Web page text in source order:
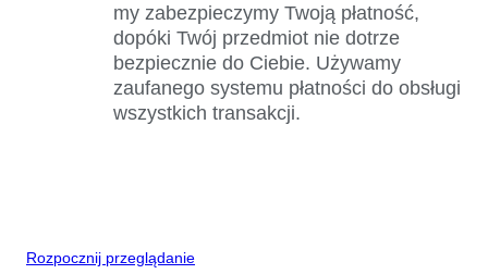
my zabezpieczymy Twoją płatność,
dopóki Twój przedmiot nie dotrze
bezpiecznie do Ciebie. Używamy
zaufanego systemu płatności do obsługi
wszystkich transakcji.
Rozpocznij przeglądanie